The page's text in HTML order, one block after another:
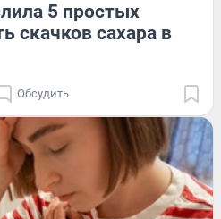
5 простых
скачков сахара в
Обсудить